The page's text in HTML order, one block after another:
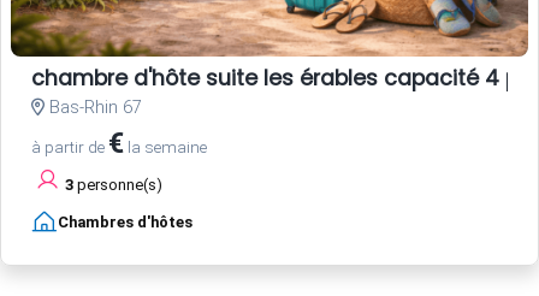
chambre d'hôte suite les érables capacité 4
Bas-Rhin 67
à partir de € la semaine
3 personne(s)
Chambres d'hôtes